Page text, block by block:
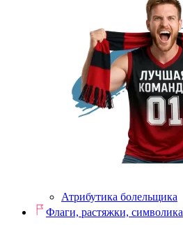
Атрибутика болельщика
Флаги, растяжки, символика